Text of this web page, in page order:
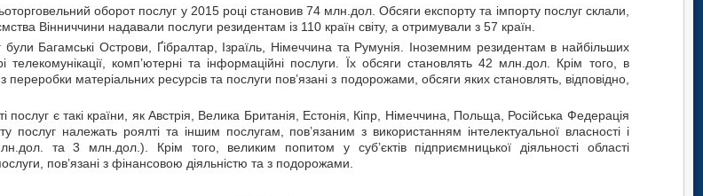
оборот послуг у 2015 році становив 74 млн.дол. Обсяги експорту та імпорту послуг склали,
Вінниччини надавали послуги резидентам із 110 країн світу, а отримували з 57 країн.
Багамські Острови, Ґібралтар, Ізраїль, Німеччина та Румунія. Іноземним резидентам в найбільших
комп’ютерні та інформаційні послуги. Їх обсяги становлять 42 млн.дол. Крім того, в
переробки матеріальних ресурсів та послуги пов’язані з подорожами, обсяги яких становлять, відповідно,
послуг є такі країни, як Австрія, Велика Британія, Естонія, Кіпр, Німеччина, Польща, Російська Федерація
послуг належать роялті та іншим послугам, пов’язаним з використанням інтелектуальної власності і
та 3 млн.дол.). Крім того, великим попитом у суб’єктів підприємницької діяльності області
пов’язані з фінансовою діяльністю та з подорожами.